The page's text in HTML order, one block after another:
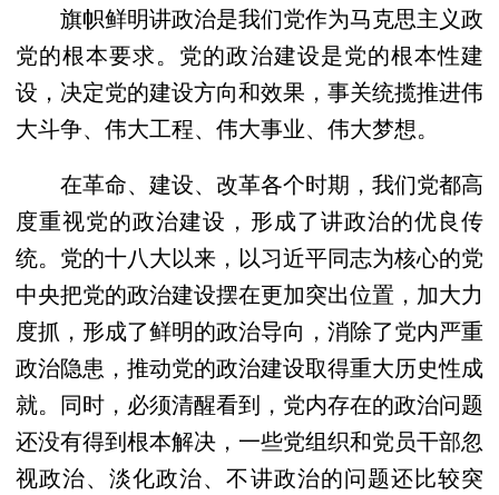
旗帜鲜明讲政治是我们党作为马克思主义政
党的根本要求。党的政治建设是党的根本性建
设，决定党的建设方向和效果，事关统揽推进伟
大斗争、伟大工程、伟大事业、伟大梦想。
在革命、建设、改革各个时期，我们党都高
度重视党的政治建设，形成了讲政治的优良传
统。党的十八大以来，以习近平同志为核心的党
中央把党的政治建设摆在更加突出位置，加大力
度抓，形成了鲜明的政治导向，消除了党内严重
政治隐患，推动党的政治建设取得重大历史性成
就。同时，必须清醒看到，党内存在的政治问题
还没有得到根本解决，一些党组织和党员干部忽
视政治、淡化政治、不讲政治的问题还比较突